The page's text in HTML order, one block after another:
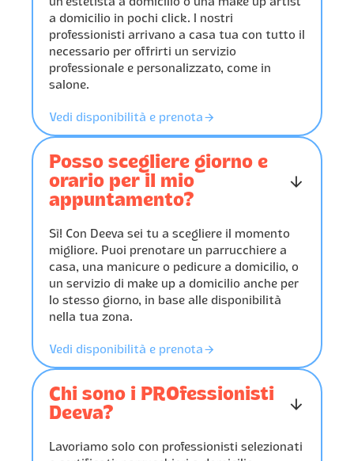
12/6/2025
Puntualità, pulizia e
soprattutto molto molto
organizzata. Servizio
impeccabile
Miriam
17/6/2025
Servizio ottimo. Super
puntuale e disponibile. Ti
creano un salone a casa.
Ottima professionista, molto
bravissima. Consigliato!
󰃭
5/7/2025
Come sempre molto bene.
Servizio impeccabile, Simona
molto gentile, cordiale e
professionale. Grazie!
un’estetista a domicilio o una make up artist
a domicilio in pochi click. I nostri
professionisti arrivano a casa tua con tutto il
necessario per offrirti un servizio
professionale e personalizzato, come in
salone.
Vedi disponibilità e prenota 󰁔
Posso scegliere giorno e
orario per il mio
appuntamento?
󰁅
Sì! Con Deeva sei tu a scegliere il momento
migliore. Puoi prenotare un parrucchiere a
casa, una manicure o pedicure a domicilio, o
un servizio di make up a domicilio anche per
lo stesso giorno, in base alle disponibilità
nella tua zona.
Vedi disponibilità e prenota 󰁔
Chi sono i PROfessionisti
Deeva?
󰁅
Lavoriamo solo con professionisti selezionati